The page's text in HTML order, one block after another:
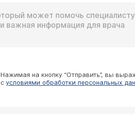
Нажимая на кнопку “Отправить”, вы
с условиями обработки персональных